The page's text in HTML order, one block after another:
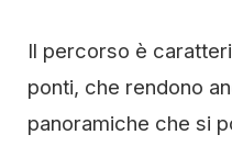
Il percorso è
ponti, che rendono
panoramiche che si